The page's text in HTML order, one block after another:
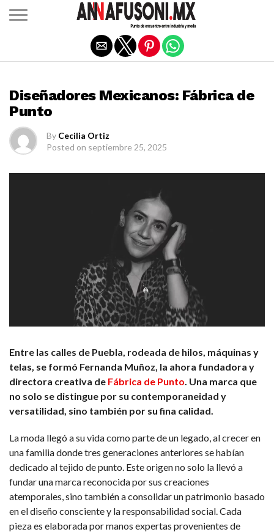
Diseñadores Mexicanos: Fábrica de
Punto
By Cecilia Ortiz
Posted on septiembre 25, 2025
Entre las calles de Puebla, rodeada de hilos, máquinas y
telas, se formó Fernanda Muñoz, la ahora fundadora y
directora creativa de Fábrica de Punto Una marca que
no solo se distingue por su contemporaneidad y
versatilidad, sino también por su fina calidad.
La moda llegó a su vida como parte de un legado, al crecer en
una familia donde tres generaciones anteriores se habían
dedicado al tejido de punto. Este origen no solo la llevó a
fundar una marca reconocida por sus creaciones
atemporales, sino también a consolidar un patrimonio basado
en el diseño consciente y la responsabilidad social. Cada
pieza es elaborada por manos expertas provenientes de
Salir de la versión móvil